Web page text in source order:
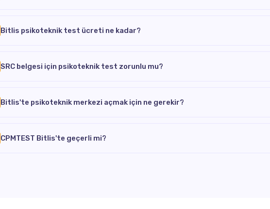
Bitlis psikoteknik test ücreti ne kadar?
SRC belgesi için psikoteknik test zorunlu mu?
Bitlis'te psikoteknik merkezi açmak için ne gerekir?
CPMTEST Bitlis'te geçerli mi?